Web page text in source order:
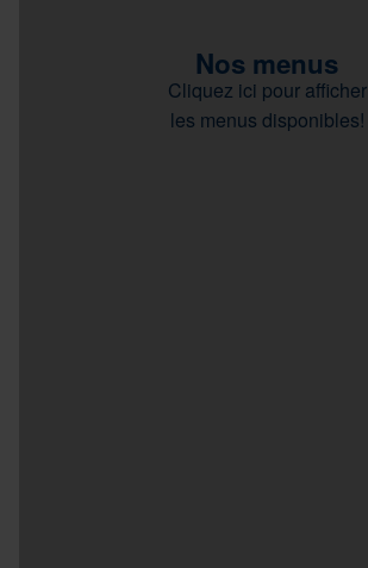
Nos menus
Cliquez ici pour afficher
les menus disponibles!